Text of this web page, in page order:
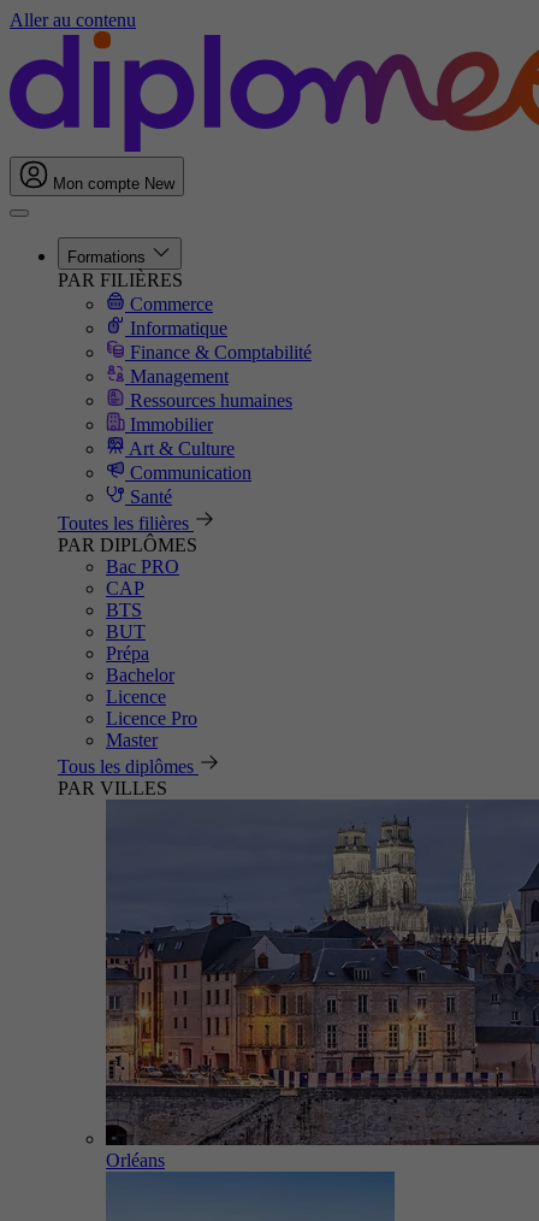
Aller au contenu
Mon compte New
Formations
PAR FILIÈRES
Commerce
Informatique
Finance & Comptabilité
Management
Ressources humaines
Immobilier
Art & Culture
Communication
Santé
Toutes les filières
PAR DIPLÔMES
Bac PRO
CAP
BTS
BUT
Prépa
Bachelor
Licence
Licence Pro
Master
Tous les diplômes
PAR VILLES
Orléans